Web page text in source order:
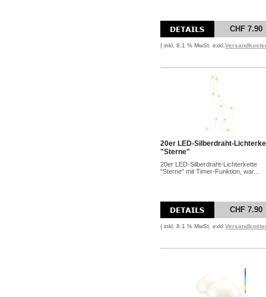
CHF 7.90
( inkl. 8.1 % MwSt. exkl.
20er LED-Silberdraht-
"Sterne"
20er LED-Silberdraht-Lichterkette
"Sterne" mit Timer-Funktion, war...
CHF 7.90
( inkl. 8.1 % MwSt. exkl.